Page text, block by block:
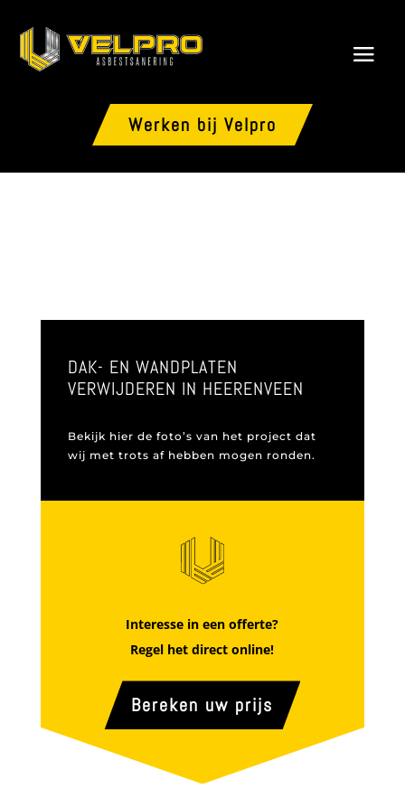
Werken bij Velpro
DAK- EN WANDPLATEN
VERWIJDEREN IN HEERENVEEN
Bekijk hier de foto’s van het project dat
wij met trots af hebben mogen ronden.
Interesse in een offerte?
Regel het direct online!
Bereken uw prijs